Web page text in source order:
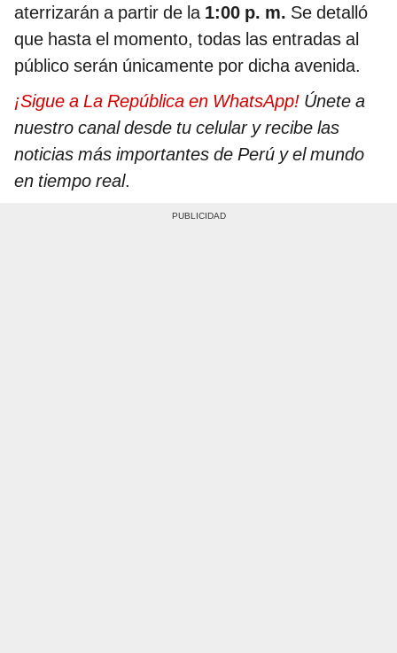
aterrizarán a partir de la 1:00 p. m. Se detalló
que hasta el momento, todas las entradas al
público serán únicamente por dicha avenida.
¡Sigue a La República en WhatsApp! Únete a
nuestro canal desde tu celular y recibe las
noticias más importantes de Perú y el mundo
en tiempo real.